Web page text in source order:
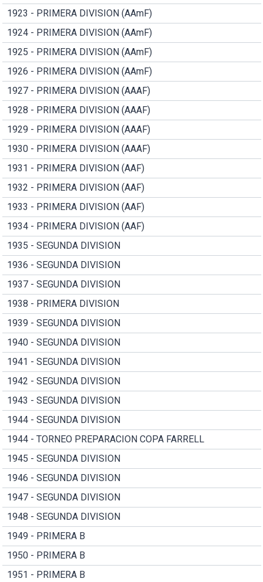
1923 - PRIMERA DIVISION (AAmF)
1924 - PRIMERA DIVISION (AAmF)
1925 - PRIMERA DIVISION (AAmF)
1926 - PRIMERA DIVISION (AAmF)
1927 - PRIMERA DIVISION (AAAF)
1928 - PRIMERA DIVISION (AAAF)
1929 - PRIMERA DIVISION (AAAF)
1930 - PRIMERA DIVISION (AAAF)
1931 - PRIMERA DIVISION (AAF)
1932 - PRIMERA DIVISION (AAF)
1933 - PRIMERA DIVISION (AAF)
1934 - PRIMERA DIVISION (AAF)
1935 - SEGUNDA DIVISION
1936 - SEGUNDA DIVISION
1937 - SEGUNDA DIVISION
1938 - PRIMERA DIVISION
1939 - SEGUNDA DIVISION
1940 - SEGUNDA DIVISION
1941 - SEGUNDA DIVISION
1942 - SEGUNDA DIVISION
1943 - SEGUNDA DIVISION
1944 - SEGUNDA DIVISION
1944 - TORNEO PREPARACION COPA FARRELL
1945 - SEGUNDA DIVISION
1946 - SEGUNDA DIVISION
1947 - SEGUNDA DIVISION
1948 - SEGUNDA DIVISION
1949 - PRIMERA B
1950 - PRIMERA B
1951 - PRIMERA B